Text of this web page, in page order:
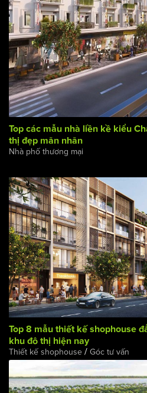
Top các mẫu nhà liền kề kiểu
thị đẹp mãn nhãn
Nhà phố thương mại
Top 8 mẫu thiết kế shophouse